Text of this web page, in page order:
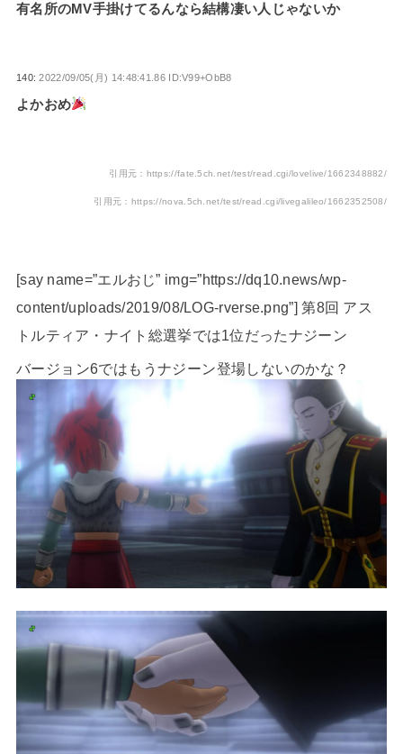
有名所のMV手掛けてるんなら結構凄い人じゃないか
140:2022/09/05(月) 14:48:41.86 ID:V99+ObB8
よかおめ
引用元：https://fate.5ch.net/test/read.cgi/lovelive/1662348882/
引用元：https://nova.5ch.net/test/read.cgi/livegalileo/1662352508/
[say name=”エルおじ” img=”https://dq10.news/wp-
content/uploads/2019/08/LOG-rverse.png”] 第8回 アス
トルティア・ナイト総選挙では1位だったナジーン
バージョン6ではもうナジーン登場しないのかな？